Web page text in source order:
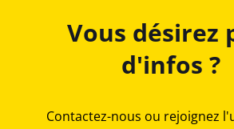
Vous désirez
d'infos ?
Contactez-nous ou rejoignez